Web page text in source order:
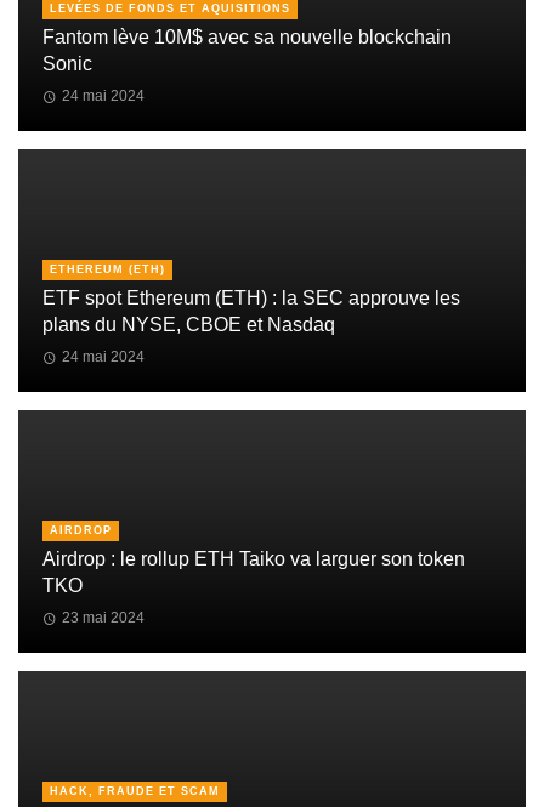
LEVÉES DE FONDS ET AQUISITIONS
Fantom lève 10M$ avec sa nouvelle blockchain
Sonic
24 mai 2024
ETHEREUM (ETH)
ETF spot Ethereum (ETH) : la SEC approuve les
plans du NYSE, CBOE et Nasdaq
24 mai 2024
AIRDROP
Airdrop : le rollup ETH Taiko va larguer son token
TKO
23 mai 2024
HACK, FRAUDE ET SCAM